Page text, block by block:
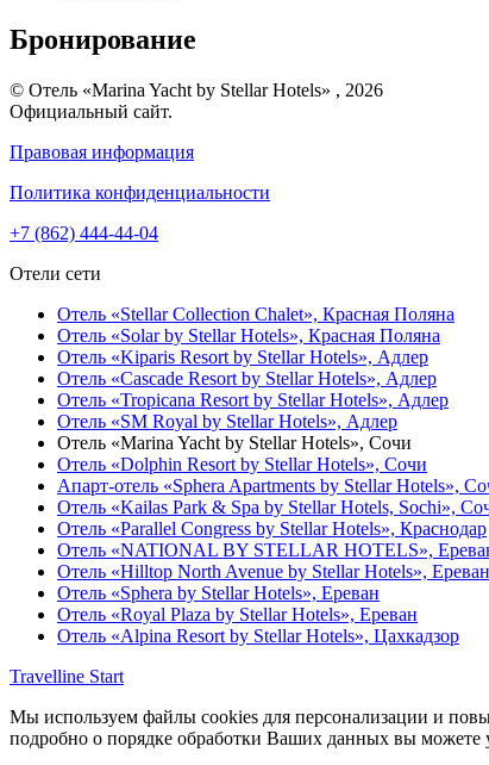
Бронирование
© Отель «Marina Yacht by Stellar Hotels» , 2026
Официальный сайт.
Правовая информация
Политика конфиденциальности
+7 (862) 444-44-04
Отели сети
Отель «Stellar Collection Chalet», Красная Поляна
Отель «Solar by Stellar Hotels», Красная Поляна
Отель «Kiparis Resort by Stellar Hotels», Адлер
Отель «Cascade Resort by Stellar Hotels», Адлер
Отель «Tropicana Resort by Stellar Hotels», Адлер
Отель «SM Royal by Stellar Hotels», Адлер
Отель «Marina Yacht by Stellar Hotels», Сочи
Отель «Dolphin Resort by Stellar Hotels», Сочи
Апарт-отель «Sphera Apartments by Stellar Hotels»,
Отель «Kailas Park & Spa by Stellar Hotels, Sochi»,
Отель «Parallel Congress by Stellar Hotels», Краснодар
Отель «NATIONAL BY STELLAR HOTELS»,
Отель «Hilltop North Avenue by Stellar Hotels», Ереван
Отель «Sphera by Stellar Hotels», Ереван
Отель «Royal Plaza by Stellar Hotels», Ереван
Отель «Alpina Resort by Stellar Hotels», Цахкадзор
Travelline Start
Мы используем файлы cookies для персонализации и
подробно о порядке обработки Ваших данных вы можете